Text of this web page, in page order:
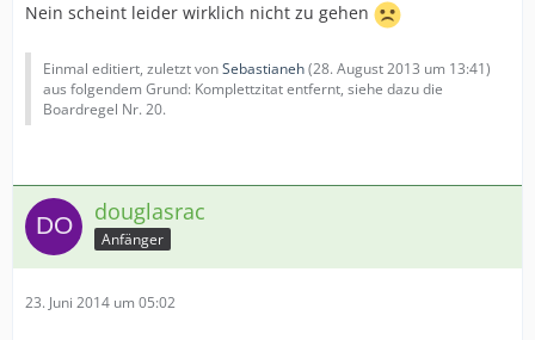
Nein scheint leider wirklich nicht zu gehen
Einmal editiert, zuletzt vonSebastianeh(28. August 2013 um 13:41)
aus folgendem Grund: Komplettzitat entfernt, siehe dazu die
Boardregel Nr. 20.
douglasrac
Anfänger
23. Juni 2014 um 05:02